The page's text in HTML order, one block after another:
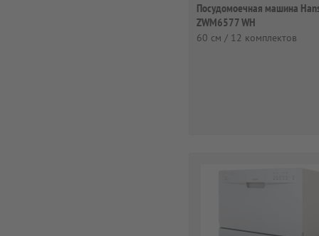
Посудомоечная машина
ZWM6577 WH
60 см / 12 комплектов